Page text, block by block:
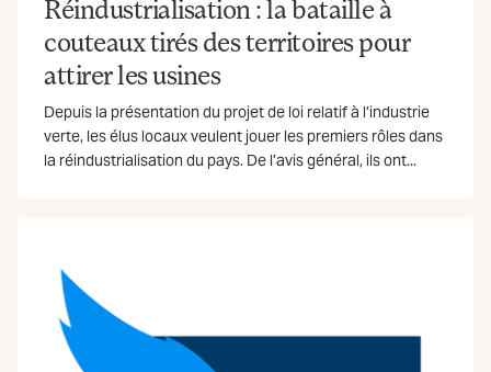
Réindustrialisation : la bataille à
couteaux tirés des territoires pour
attirer les usines
Depuis la présentation du projet de loi relatif à l’industrie
verte, les élus locaux veulent jouer les premiers rôles dans
la réindustrialisation du pays. De l’avis général, ils ont...